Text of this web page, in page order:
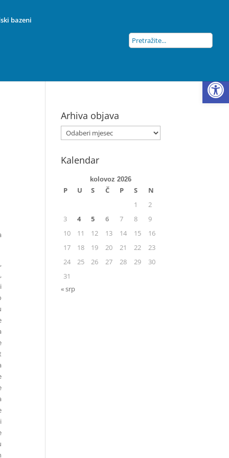
bazeni
Arhiva objava
Kalendar
kolovoz 2026
P U S Č P S
N
1
2
3
4 5 6 7 8
9
10
11 12 13 14 15
16
17
18 19 20 21 22
23
24
25 26 27 28 29
30
31
« srp